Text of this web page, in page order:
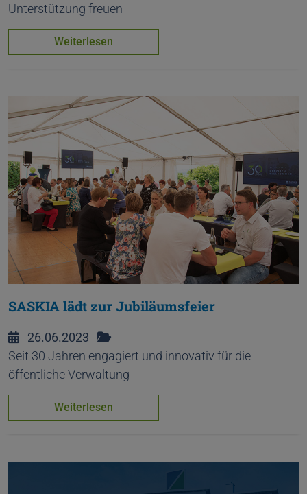
Unterstützung freuen
Weiterlesen
SASKIA lädt zur Jubiläumsfeier
26.06.2023
Seit 30 Jahren engagiert und innovativ für die
öffentliche Verwaltung
Weiterlesen